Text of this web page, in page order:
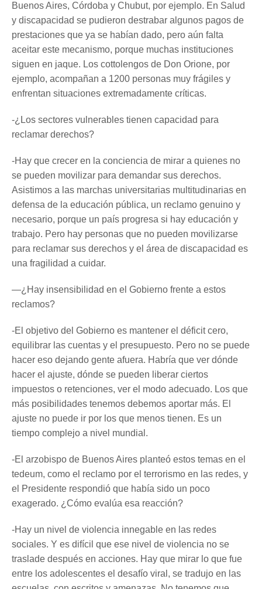
Buenos Aires, Córdoba y Chubut, por ejemplo. En Salud
y discapacidad se pudieron destrabar algunos pagos de
prestaciones que ya se habían dado, pero aún falta
aceitar este mecanismo, porque muchas instituciones
siguen en jaque. Los cottolengos de Don Orione, por
ejemplo, acompañan a 1200 personas muy frágiles y
enfrentan situaciones extremadamente críticas.
-¿Los sectores vulnerables tienen capacidad para
reclamar derechos?
-Hay que crecer en la conciencia de mirar a quienes no
se pueden movilizar para demandar sus derechos.
Asistimos a las marchas universitarias multitudinarias en
defensa de la educación pública, un reclamo genuino y
necesario, porque un país progresa si hay educación y
trabajo. Pero hay personas que no pueden movilizarse
para reclamar sus derechos y el área de discapacidad es
una fragilidad a cuidar.
—¿Hay insensibilidad en el Gobierno frente a estos
reclamos?
-El objetivo del Gobierno es mantener el déficit cero,
equilibrar las cuentas y el presupuesto. Pero no se puede
hacer eso dejando gente afuera. Habría que ver dónde
hacer el ajuste, dónde se pueden liberar ciertos
impuestos o retenciones, ver el modo adecuado. Los que
más posibilidades tenemos debemos aportar más. El
ajuste no puede ir por los que menos tienen. Es un
tiempo complejo a nivel mundial.
-El arzobispo de Buenos Aires planteó estos temas en el
tedeum, como el reclamo por el terrorismo en las redes, y
el Presidente respondió que había sido un poco
exagerado. ¿Cómo evalúa esa reacción?
-Hay un nivel de violencia innegable en las redes
sociales. Y es difícil que ese nivel de violencia no se
traslade después en acciones. Hay que mirar lo que fue
entre los adolescentes el desafío viral, se tradujo en las